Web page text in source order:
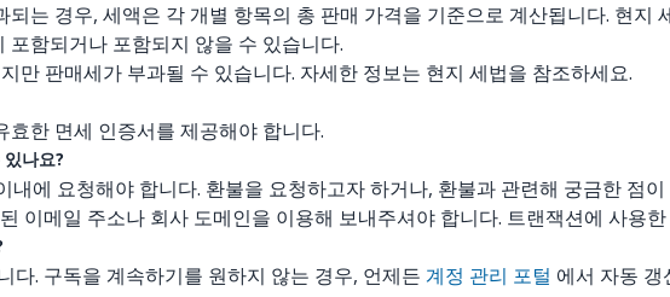
는 경우, 세액은 각 개별 항목의 총 판매 가격을 기준으로 계산됩니다. 현
함되거나 포함되지 않을 수 있습니다.
만 판매세가 부과될 수 있습니다. 자세한 정보는 현지 세법을 참조하세요.
한 면세 인증서를 제공해야 합니다.
나요?
에 요청해야 합니다. 환불을 요청하고자 하거나, 환불과 관련해 궁금한 점
이메일 주소나 회사 도메인을 이용해 보내주셔야 합니다. 트랜잭션에 사용
. 구독을 계속하기를 원하지 않는 경우, 언제든 계정 관리 포털 에서 자동 갱